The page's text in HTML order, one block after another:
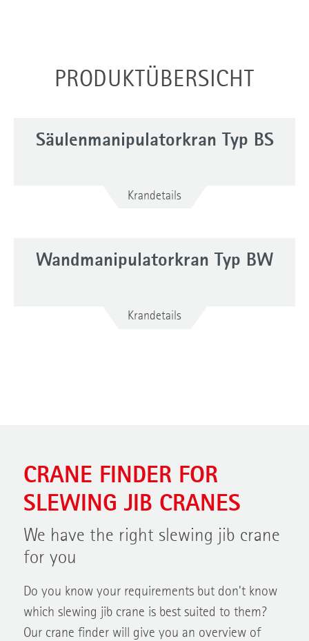
PRODUKTÜBERSICHT
Säulenmanipulatorkran Typ BS
Krandetails
Wandmanipulatorkran Typ BW
Krandetails
CRANE FINDER FOR
SLEWING JIB CRANES
We have the right slewing jib crane
for you
Do you know your requirements but don't know
which slewing jib crane is best suited to them?
Our crane finder will give you an overview of